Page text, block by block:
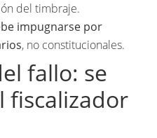
del timbraje.
impugnarse por
, no constitucionales.
fallo: se
fiscalizador